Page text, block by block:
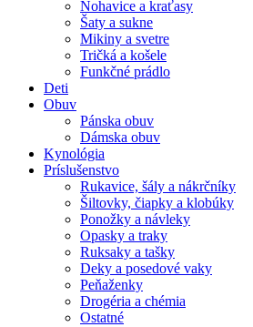
Nohavice a kraťasy
Šaty a sukne
Mikiny a svetre
Tričká a košele
Funkčné prádlo
Deti
Obuv
Pánska obuv
Dámska obuv
Kynológia
Príslušenstvo
Rukavice, šály a nákrčníky
Šiltovky, čiapky a klobúky
Ponožky a návleky
Opasky a traky
Ruksaky a tašky
Deky a posedové vaky
Peňaženky
Drogéria a chémia
Ostatné